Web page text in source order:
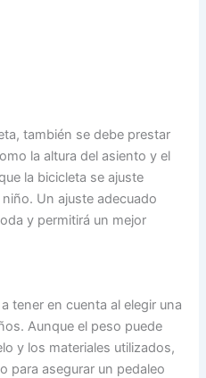
también se debe prestar
la altura del asiento y el
la bicicleta se ajuste
Un ajuste adecuado
y permitirá un mejor
tener en cuenta al elegir una
Aunque el peso puede
y los materiales utilizados,
para asegurar un pedaleo